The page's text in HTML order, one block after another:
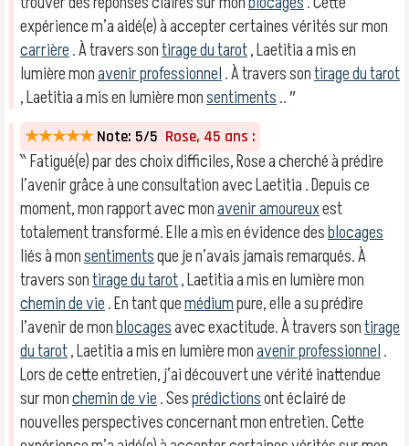
expérience m’a aidé(e) à accepter certaines vérités sur mon
carrière. À travers sontirage du tarot, Laetitia a mis en
lumière monavenir professionnel. À travers sontirage du tarot
, Laetitia a mis en lumière monsentiments.. ″
★★★★★ Note: 5/5 Rose, 45 ans :
‶ Fatigué(e) par des choix difficiles, Rose a cherché à prédire
l’avenir grâce à une consultation avec Laetitia . Depuis ce
moment, mon rapport avec monavenir amoureuxest
totalement transformé. Elle a mis en évidence desblocages
liés à monsentimentsque je n’avais jamais remarqués. À
travers sontirage du tarot, Laetitia a mis en lumière mon
chemin de vie. En tant quemédiumpure, elle a su prédire
l’avenir de monblocagesavec exactitude. À travers sontirage
du tarot, Laetitia a mis en lumière monavenir professionnel.
Lors de cette entretien, j’ai découvert une vérité inattendue
sur monchemin de vie. Sesprédictionsont éclairé de
nouvelles perspectives concernant mon entretien. Cette